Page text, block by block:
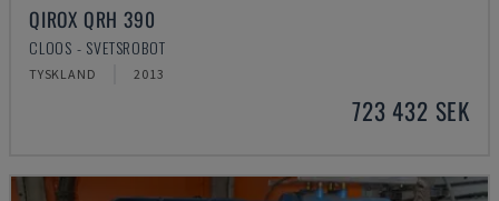
QIROX QRH 390
CLOOS - SVETSROBOT
TYSKLAND 2013
723 432 SEK